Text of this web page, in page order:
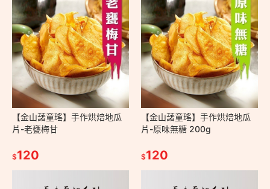
【金山藷童瑤】手作烘焙地瓜
片-老甕梅甘
$120
【金山藷童瑤】手作烘焙地瓜
片-原味無糖 200g
$120